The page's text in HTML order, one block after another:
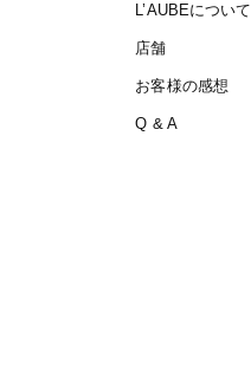
L’AUBEについて
店舗
お客様の感想
​Q & A